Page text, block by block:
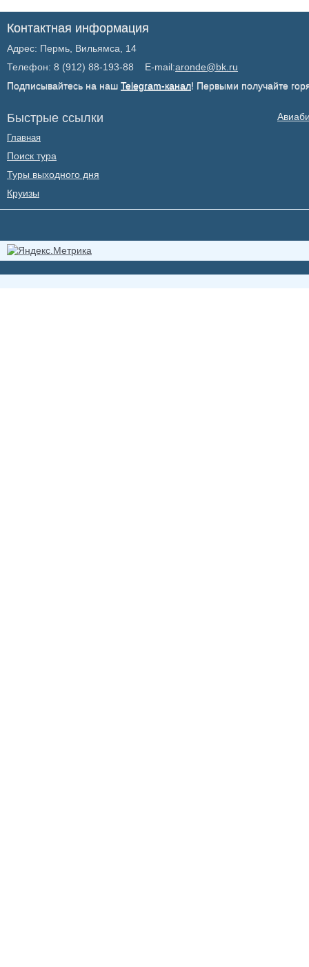
Контактная информация
Адрес: Пермь, Вильямса, 14
Телефон: 8 (912) 88-193-88 E-mail:aronde@bk.ru
Подписывайтесь на наш Telegram-канал! Первыми получайте
Быстрые ссылки
Главная
Поиск тура
Туры выходного дня
Круизы